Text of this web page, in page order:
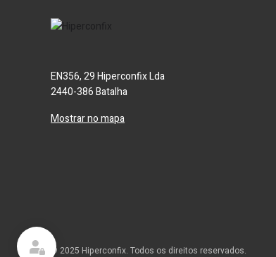
EN356, 29 Hiperconfix Lda
2440-386 Batalha
Mostrar no mapa
© 2025 Hiperconfix. Todos os direitos reservados.